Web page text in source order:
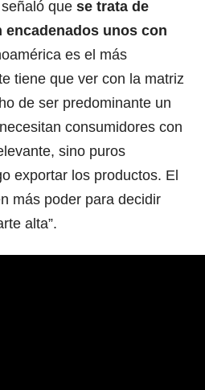
que se trata de
encadenados unos con
es el más
tiene que ver con la matriz
de ser predominante un
consumidores con
sino puros
exportar los productos. El
más poder para decidir
alta”.